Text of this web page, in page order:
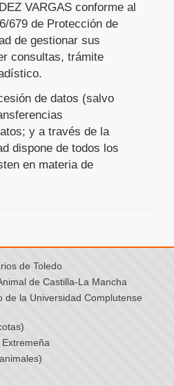
VARGAS conforme al
679 de Protección de
de gestionar sus
consultas, trámite
de datos (salvo
y a través de la
dispone de todos los
en materia de
de Toledo
de Castilla-La Mancha
de la Universidad Complutense
Extremeña